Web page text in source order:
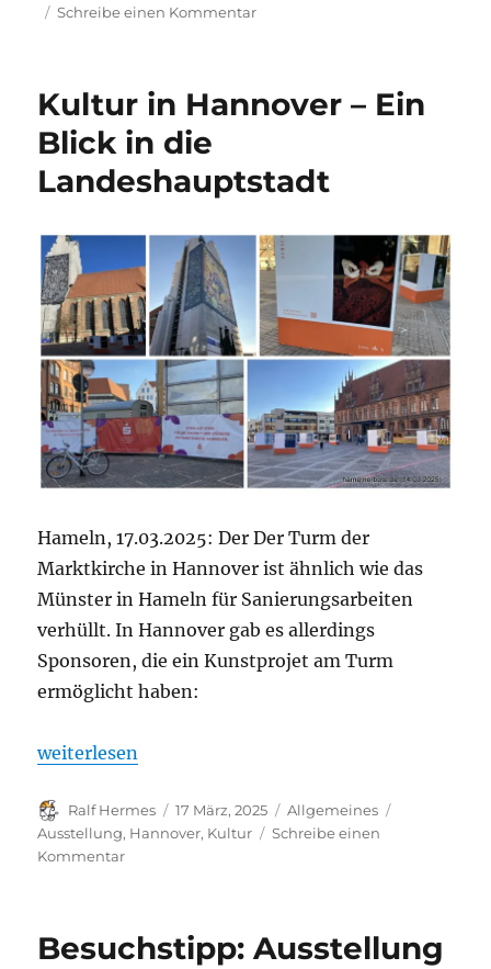
Schreibe einen Kommentarzu
Von
bis
heute
Ausstellung
in
Hannover
Kultur in Hannover – Ein
Blick in die
Landeshauptstadt
Hameln, 17.03.2025: Der Der Turm der
Marktkirche in Hannover ist ähnlich wie das
Münster in Hameln für Sanierungsarbeiten
verhüllt. In Hannover gab es allerdings
Sponsoren, die ein Kunstprojet am Turm
ermöglicht haben:
„Kultur in Hannover – Ein Blick in die
weiterlesen
Autor
Ralf Hermes
Veröffentlicht
am
17 März, 2025 Kategorien
Allgemeines
Ausstellung, Hannover, Kultur
Schreibe einen
Kommentarzu
–
Besuchstipp: Ausstellung